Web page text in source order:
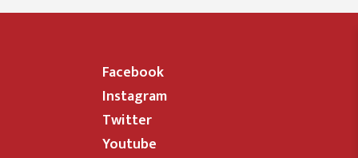
Facebook
Instagram
Twitter
Youtube